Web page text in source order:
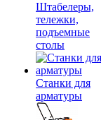
Штабелеры,
тележки,
подъемные
столы
Станки для
арматуры